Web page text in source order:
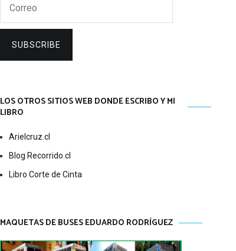
SUBSCRIBE
LOS OTROS SITIOS WEB DONDE ESCRIBO Y MI
LIBRO
Arielcruz.cl
Blog Recorrido.cl
Libro Corte de Cinta
MAQUETAS DE BUSES EDUARDO RODRÍGUEZ